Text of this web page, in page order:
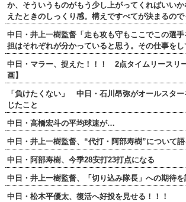
か、そういうものがもう少し上がってくればいい
えたときのしっくり感。構えですべてが決まるので
中日・井上一樹監督「走も攻も守もここでこの選
担はそれぞれが分かっていると思う。その仕事をし
中日・マラー、捉えた！！！ 2点タイムリースリ
画】
「負けたくない」 中日・石川昂弥がオールスタ
じたこと
中日・高橋宏斗の平均球速が…
中日・井上一樹監督、“代打・阿部寿樹”について語
中日・阿部寿樹、今季28安打23打点になる
中日・井上一樹監督、「切り込み隊長」への期待を
中日・松木平優太、復活へ好投を見せる！！！